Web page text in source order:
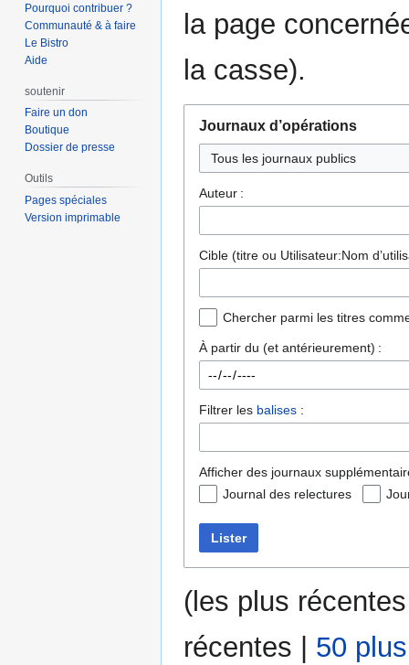
la page
la casse).
Journaux d’opérations
Auteur :
Cible (titre ou Utilisateur:Nom
Chercher parmi les titres
À partir du (et antérieurement) :
Filtrer les balises :
Afficher des journaux
Journal des relectures
Lister
( les plus récentes
récentes
50
Pourquoi contribuer ?
Communauté & à faire
Le Bistro
Aide
soutenir
Faire un don
Boutique
Dossier de presse
Outils
Pages spéciales
Version imprimable